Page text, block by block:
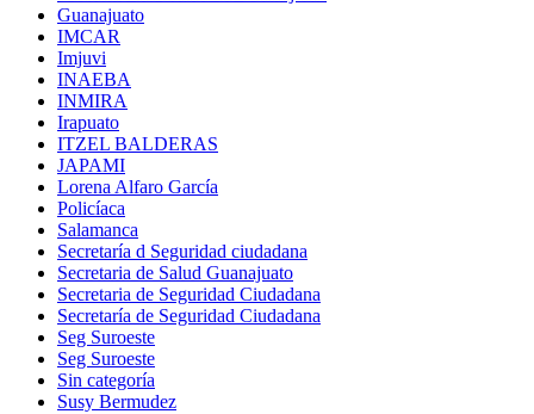
Guanajuato
IMCAR
Imjuvi
INAEBA
INMIRA
Irapuato
ITZEL BALDERAS
JAPAMI
Lorena Alfaro García
Policíaca
Salamanca
Secretaría d Seguridad ciudadana
Secretaria de Salud Guanajuato
Secretaria de Seguridad Ciudadana
Secretaría de Seguridad Ciudadana
Seg Suroeste
Seg Suroeste
Sin categoría
Susy Bermudez